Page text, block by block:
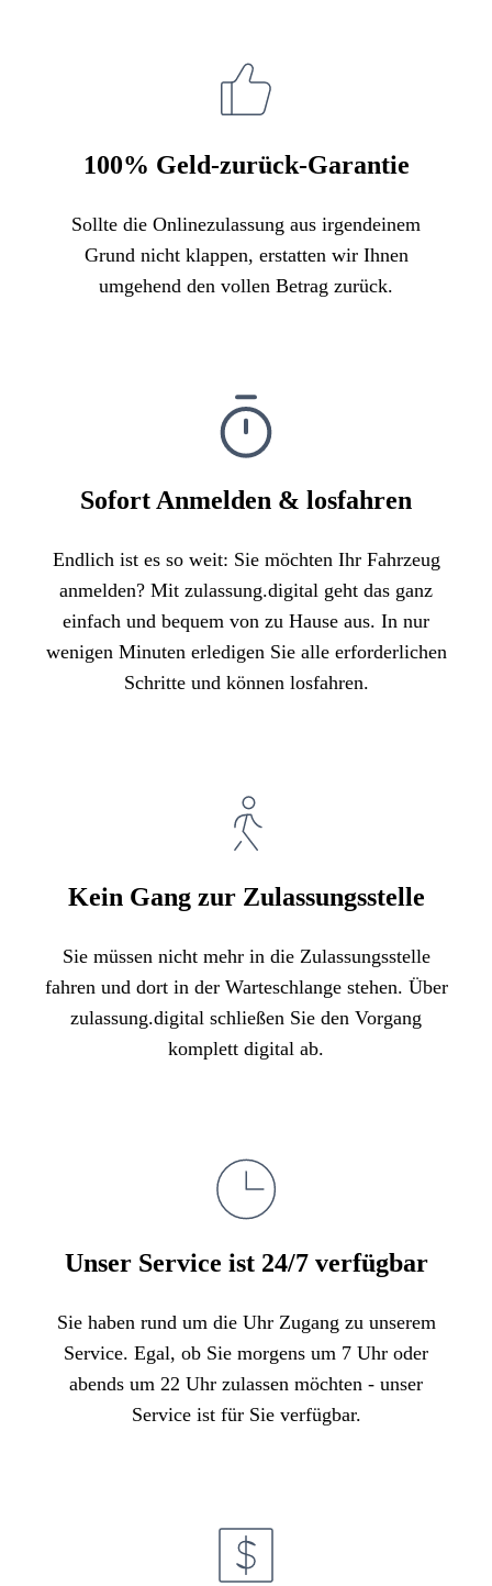
100% Geld-zurück-Garantie
Sollte die Onlinezulassung aus irgendeinem
Grund nicht klappen, erstatten wir Ihnen
umgehend den vollen Betrag zurück.
Sofort Anmelden & losfahren
Endlich ist es so weit: Sie möchten Ihr Fahrzeug
anmelden? Mit zulassung.digital geht das ganz
einfach und bequem von zu Hause aus. In nur
wenigen Minuten erledigen Sie alle erforderlichen
Schritte und können losfahren.
Kein Gang zur Zulassungsstelle
Sie müssen nicht mehr in die Zulassungsstelle
fahren und dort in der Warteschlange stehen. Über
zulassung.digital schließen Sie den Vorgang
komplett digital ab.
Unser Service ist 24/7 verfügbar
Sie haben rund um die Uhr Zugang zu unserem
Service. Egal, ob Sie morgens um 7 Uhr oder
abends um 22 Uhr zulassen möchten - unser
Service ist für Sie verfügbar.